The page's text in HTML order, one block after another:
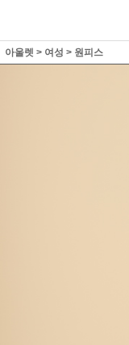
아울렛 > 여성 > 원피스